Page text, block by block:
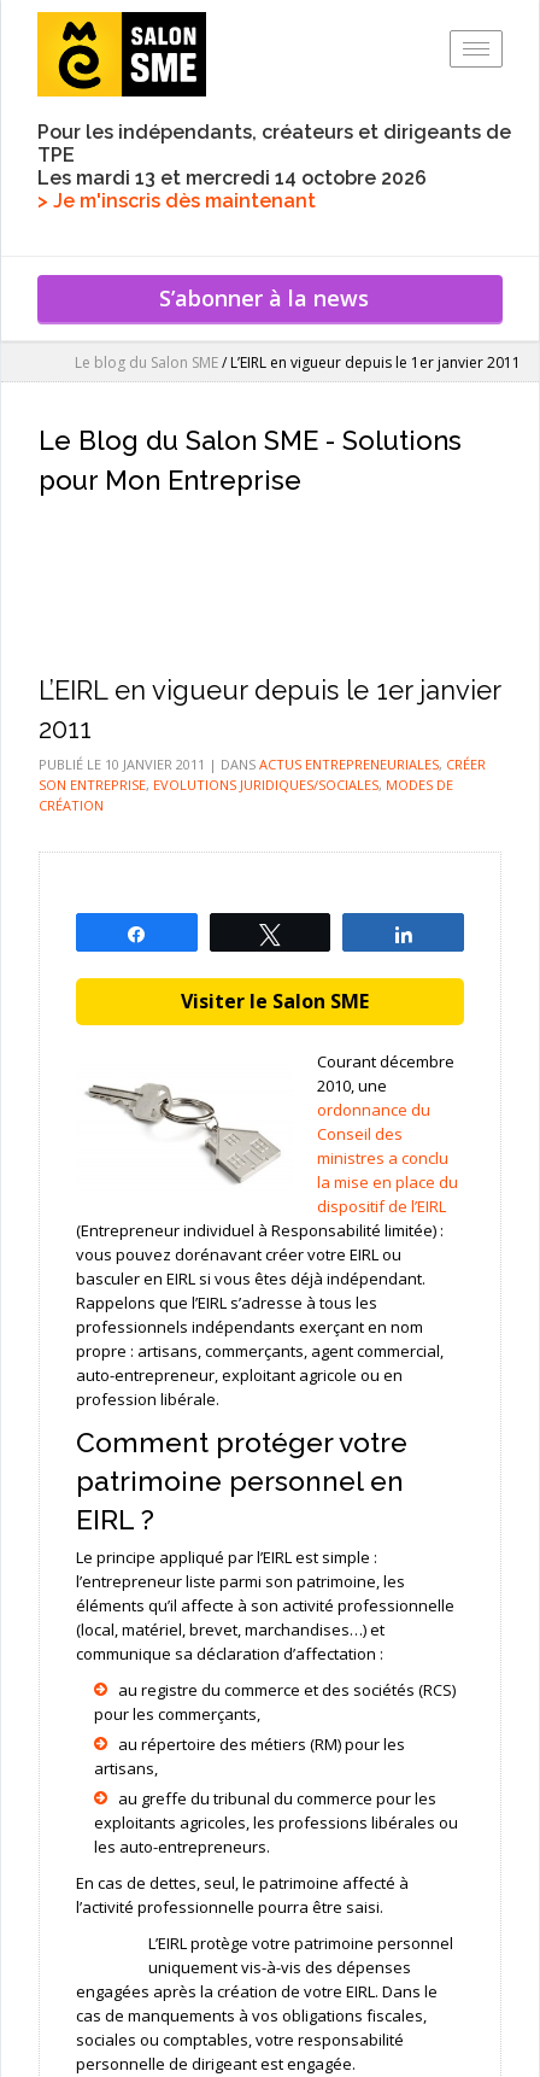
Pour les indépendants, créateurs et dirigeants de
TPE
Les mardi 13 et mercredi 14 octobre 2026
> Je m'inscris dès maintenant
S’abonner à la news
Le blog du Salon SME/L’EIRL en vigueur depuis le 1er janvier 2011
Le Blog du Salon SME - Solutions
pour Mon Entreprise
L’EIRL en vigueur depuis le 1er janvier
2011
PUBLIÉ LE 10 JANVIER 2011 | DANS ACTUS ENTREPRENEURIALES, CRÉER
SON ENTREPRISE, EVOLUTIONS JURIDIQUES/SOCIALES, MODES DE
CRÉATION
Visiter le Salon SME
Courant décembre
2010, une
ordonnance du
Conseil des
ministres a conclu
la mise en place du
dispositif de l’EIRL
(Entrepreneur individuel à Responsabilité limitée) :
vous pouvez dorénavant créer votre EIRL ou
basculer en EIRL si vous êtes déjà indépendant.
Rappelons que l’EIRL s’adresse à tous les
professionnels indépendants exerçant en nom
propre : artisans, commerçants, agent commercial,
auto-entrepreneur, exploitant agricole ou en
profession libérale.
Comment protéger votre
patrimoine personnel en
EIRL ?
Le principe appliqué par l’EIRL est simple :
l’entrepreneur liste parmi son patrimoine, les
éléments qu’il affecte à son activité professionnelle
(local, matériel, brevet, marchandises…) et
communique sa déclaration d’affectation :
au registre du commerce et des sociétés (RCS)
pour les commerçants,
au répertoire des métiers (RM) pour les
artisans,
au greffe du tribunal du commerce pour les
exploitants agricoles, les professions libérales ou
les auto-entrepreneurs.
En cas de dettes, seul, le patrimoine affecté à
l’activité professionnelle pourra être saisi.
L’EIRL protège votre patrimoine personnel
uniquement vis-à-vis des dépenses
engagées après la création de votre EIRL. Dans le
cas de manquements à vos obligations fiscales,
sociales ou comptables, votre responsabilité
personnelle de dirigeant est engagée.